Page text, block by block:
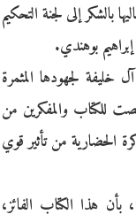
بالشكر إلى لجنة التحكيم
بوهندي.
لجهودها المثمرة
للكتاب والمفكرين من
الحضارية من تأثير قوي
هذا الكتاب الفائز،